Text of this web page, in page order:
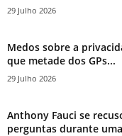
29 Julho 2026
Medos sobre a
que metade dos GPs...
29 Julho 2026
Anthony Fauci se
perguntas durante